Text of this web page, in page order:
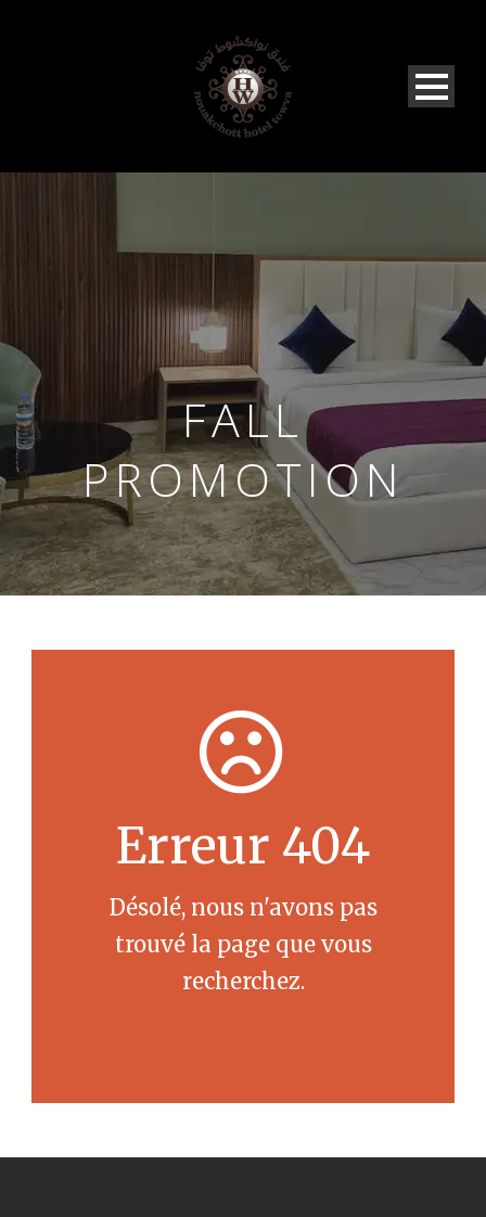
FALL
PROMOTION
Erreur 404
Désolé, nous n'avons pas
trouvé la page que vous
recherchez.